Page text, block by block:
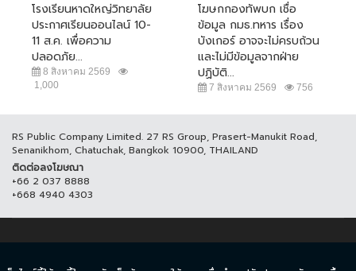
โรงเรียนหาดใหญ่วิทยาลัย
ประกาศเรียนออนไลน์ 10-
11 ส.ค. เพื่อความ
ปลอดภัย...
8 สิงหาคม 2569
1,000
โฆษกกองทัพบก เชื่อ
ข้อมูล กมธ.ทหาร เรื่อง
บังเกอร์ อาจจะไม่ครบถ้วน
และไม่มีข้อมูลจากฝ่าย
ปฏิบัติ...
7 สิงหาคม 2569 756
RS Public Company Limited. 27 RS Group, Prasert-Manukit Road,
Senanikhom, Chatuchak, Bangkok 10900, THAILAND
ติดต่อลงโฆษณา
+66 2 037 8888
+668 4940 4303
© COPYRIGHT 2017 THAICH8.COM, ALL RIGHT RESERVED.